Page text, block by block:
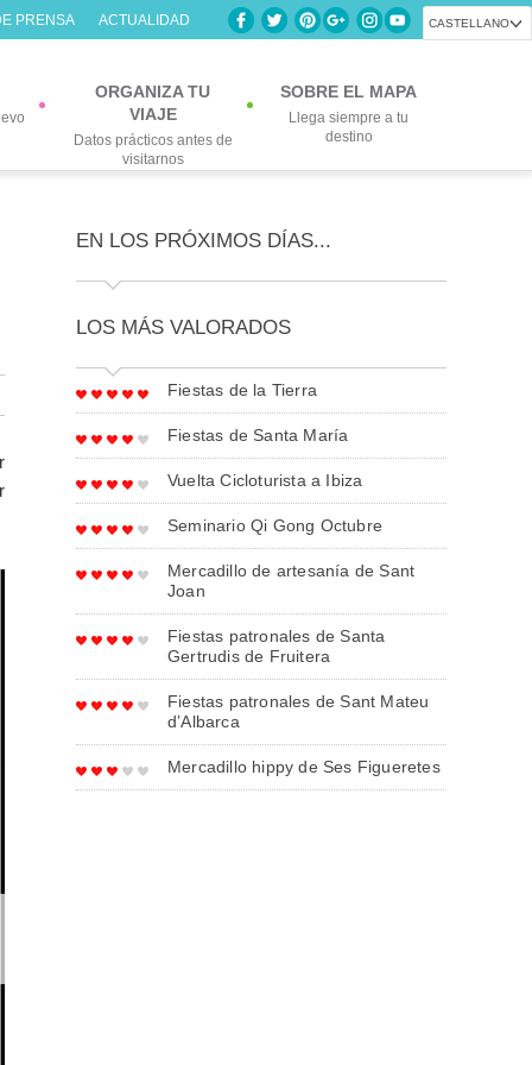
CASTELLANO
PRENSA ACTUALIDAD
ORGANIZA TU
VIAJE
Datos prácticos antes de
visitarnos
SOBRE EL MAPA
Llega siempre a tu
destino
EN LOS PRÓXIMOS DÍAS...
LOS MÁS VALORADOS
Fiestas de la Tierra
Fiestas de Santa María
Vuelta Cicloturista a Ibiza
Seminario Qi Gong Octubre
Mercadillo de artesanía de Sant
Joan
Fiestas patronales de Santa
Gertrudis de Fruitera
Fiestas patronales de Sant Mateu
d’Albarca
Mercadillo hippy de Ses Figueretes